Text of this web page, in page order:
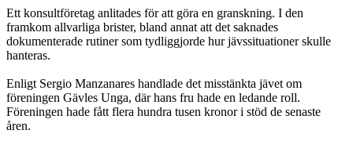
Ett konsultföretag anlitades för att göra en granskning. I den
framkom allvarliga brister, bland annat att det saknades
dokumenterade rutiner som tydliggjorde hur jävssituationer skulle
hanteras.
Enligt Sergio Manzanares handlade det misstänkta jävet om
föreningen Gävles Unga, där hans fru hade en ledande roll.
Föreningen hade fått flera hundra tusen kronor i stöd de senaste
åren.